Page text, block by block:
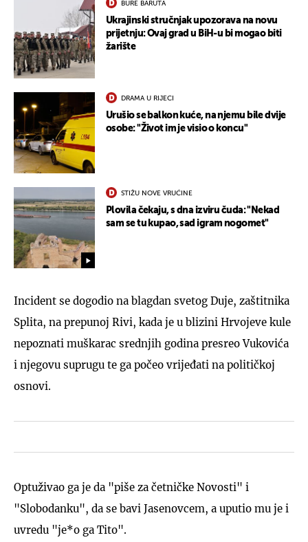
BURE BARUTA
Ukrajinski stručnjak upozorava na novu
prijetnju: Ovaj grad u BiH-u bi mogao biti
žarište
DRAMA U RIJECI
Urušio se balkon kuće, na njemu bile dvije
osobe: "Život im je visio o koncu"
STIŽU NOVE VRUĆINE
Plovila čekaju, s dna izviru čuda: "Nekad
sam se tu kupao, sad igram nogomet"
Incident se dogodio na blagdan svetog Duje, zaštitnika
Splita, na prepunoj Rivi, kada je u blizini Hrvojeve kule
nepoznati muškarac srednjih godina presreo Vukovića
i njegovu suprugu te ga počeo vrijeđati na političkoj
osnovi.
Optuživao ga je da "piše za četničke Novosti" i
"Slobodanku", da se bavi Jasenovcem, a uputio mu je i
uvredu "je*o ga Tito".